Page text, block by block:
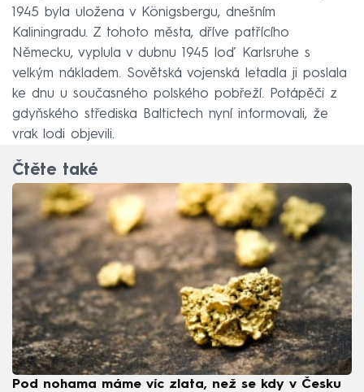
1945 byla uložena v Königsbergu, dnešním
Kaliningradu. Z tohoto města, dříve patřícího
Německu, vyplula v dubnu 1945 loď Karlsruhe s
velkým nákladem. Sovětská vojenská letadla ji poslala
ke dnu u současného polského pobřeží. Potápěči z
gdyňského střediska Baltictech nyní informovali, že
vrak lodi objevili.
Čtěte také
Pod nohama máme víc zlata, než se kdy v Česku